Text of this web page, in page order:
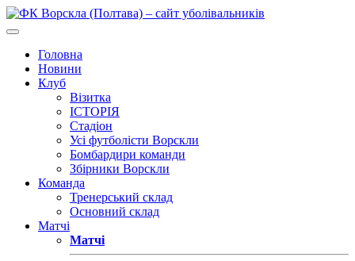
Головна
Новини
Клуб
Візитка
ІСТОРІЯ
Стадіон
Усі футболісти Ворскли
Бомбардири команди
Збірники Ворскли
Команда
Тренерський склад
Основний склад
Матчі
Матчі